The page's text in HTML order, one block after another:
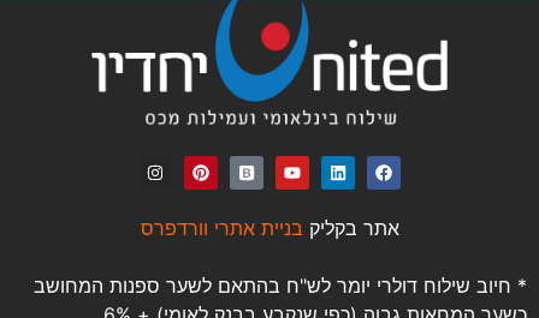
אתר בקליק בניית אתרי וורדפרס
* חיוב שילוח דולרי יומר לש"ח בהתאם לשער ספנות המחושב